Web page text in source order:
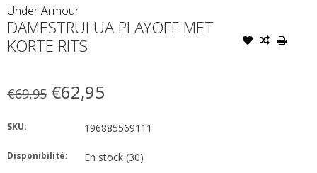
Under Armour
DAMESTRUI UA PLAYOFF MET
KORTE RITS
€69,95 €62,95
SKU: 196885569111
Disponibilité: En stock (30)